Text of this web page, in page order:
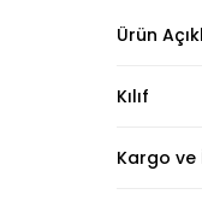
Ürün
Kılıf
Kargo ve